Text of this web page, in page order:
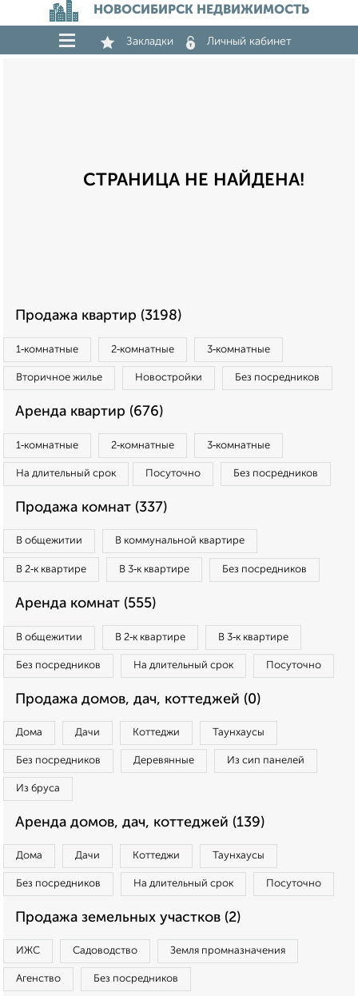
НОВОСИБИРСК НЕДВИЖИМОСТЬ
Закладки Личный кабинет
СТРАНИЦА НЕ НАЙДЕНА!
Продажа квартир (3198)
1‑комнатные 2‑комнатные 3‑комнатные
Вторичное жилье Новостройки Без посредников
Аренда квартир (676)
1‑комнатные 2‑комнатные 3‑комнатные
На длительный срок Посуточно Без посредников
Продажа комнат (337)
В общежитии В коммунальной квартире
В 2‑к квартире В 3‑к квартире Без посредников
Аренда комнат (555)
В общежитии В 2‑к квартире В 3‑к квартире
Без посредников На длительный срок Посуточно
Продажа домов, дач, коттеджей (0)
Дома Дачи Коттеджи Таунхаусы
Без посредников Деревянные Из сип панелей
Из бруса
Аренда домов, дач, коттеджей (139)
Дома Дачи Коттеджи Таунхаусы
Без посредников На длительный срок Посуточно
Продажа земельных участков (2)
ИЖС Садоводство Земля промназначения
Агенство Без посредников